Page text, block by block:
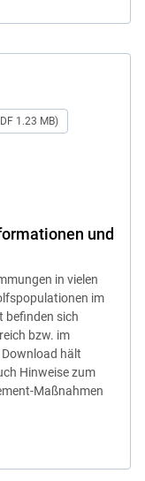
1.23 MB)
und
in vielen
im
befinden sich
bzw. im
hält
Hinweise zum
Maßnahmen